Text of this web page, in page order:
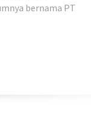
bernama PT